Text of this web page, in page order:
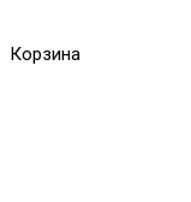
Корзина